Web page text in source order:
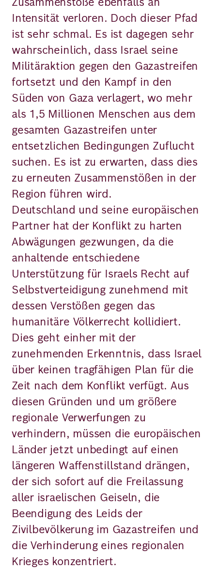
Intensität verloren. Doch dieser Pfad
ist sehr schmal. Es ist dagegen sehr
wahrscheinlich, dass Israel seine
Militäraktion gegen den Gazastreifen
fortsetzt und den Kampf in den
Süden von Gaza verlagert, wo mehr
als 1,5 Millionen Menschen aus dem
gesamten Gazastreifen unter
entsetzlichen Bedingungen Zuflucht
suchen. Es ist zu erwarten, dass dies
zu erneuten Zusammenstößen in der
Region führen wird.
Deutschland und seine europäischen
Partner hat der Konflikt zu harten
Abwägungen gezwungen, da die
anhaltende entschiedene
Unterstützung für Israels Recht auf
Selbstverteidigung zunehmend mit
dessen Verstößen gegen das
humanitäre Völkerrecht kollidiert.
Dies geht einher mit der
zunehmenden Erkenntnis, dass Israel
über keinen tragfähigen Plan für die
Zeit nach dem Konflikt verfügt. Aus
diesen Gründen und um größere
regionale Verwerfungen zu
verhindern, müssen die europäischen
Länder jetzt unbedingt auf einen
längeren Waffenstillstand drängen,
der sich sofort auf die Freilassung
aller israelischen Geiseln, die
Beendigung des Leids der
Zivilbevölkerung im Gazastreifen und
die Verhinderung eines regionalen
Krieges konzentriert.